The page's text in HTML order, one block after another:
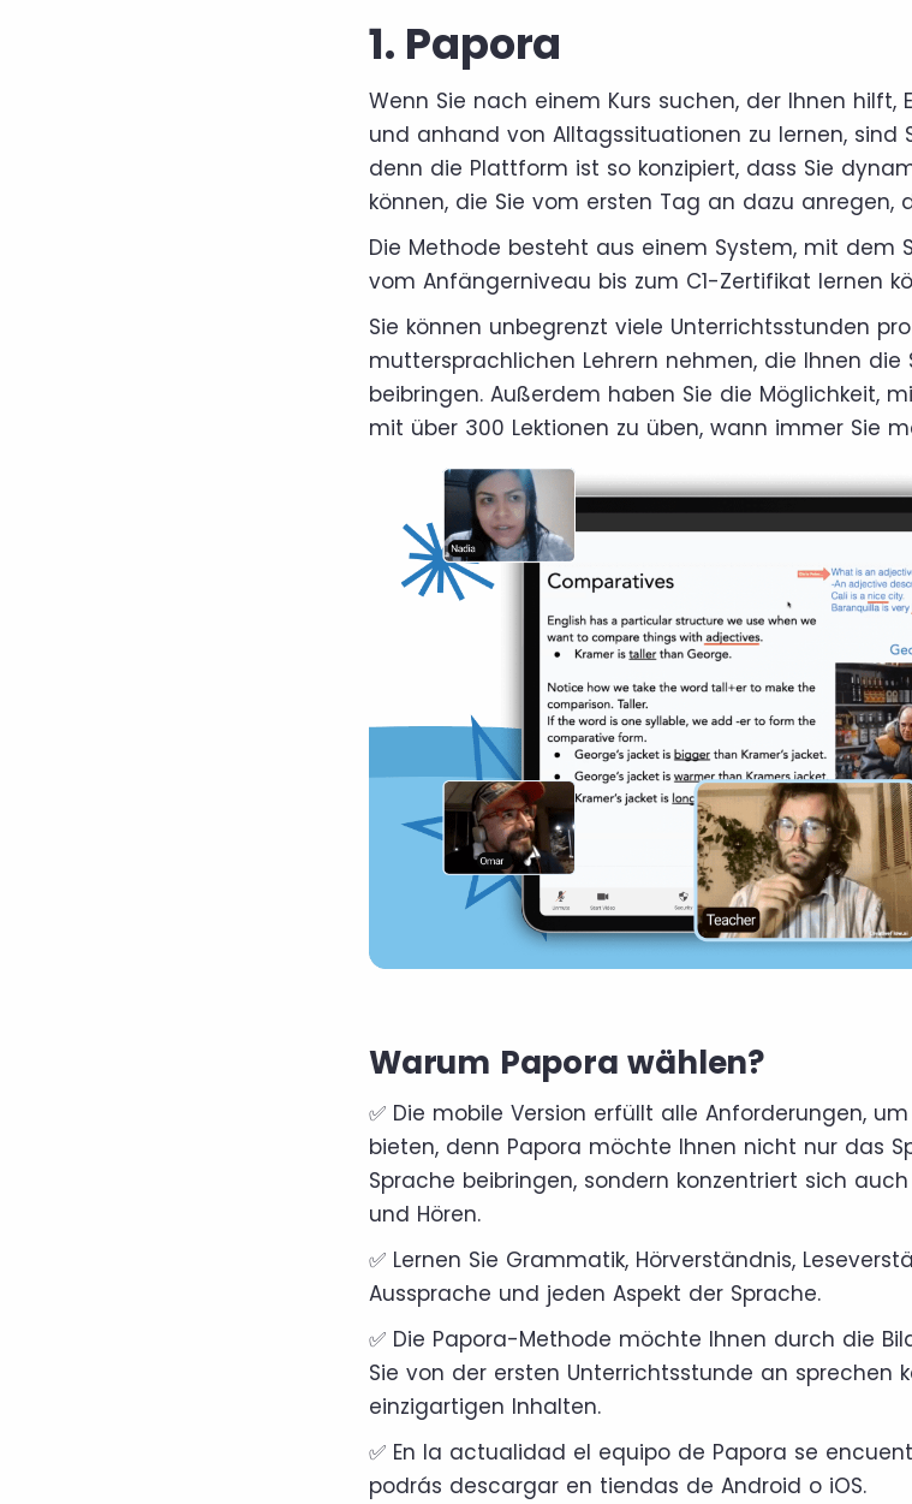
1. Papora
Wenn Sie nach einem Kurs suchen, der Ihnen hilft,
und anhand von Alltagssituationen zu lernen, sind
denn die Plattform ist so konzipiert, dass Sie
können, die Sie vom ersten Tag an dazu anregen,
Die Methode besteht aus einem System, mit dem
vom Anfängerniveau bis zum C1-Zertifikat lernen
Sie können unbegrenzt viele Unterrichtsstunden
muttersprachlichen Lehrern nehmen, die Ihnen
beibringen. Außerdem haben Sie die Möglichkeit,
mit über 300 Lektionen zu üben, wann immer Sie
Warum Papora wählen?
✅ Die mobile Version erfüllt alle Anforderungen,
bieten, denn Papora möchte Ihnen nicht nur das
Sprache beibringen, sondern konzentriert sich
und Hören.
✅ Lernen Sie Grammatik, Hörverständnis,
Aussprache und jeden Aspekt der Sprache.
✅ Die Papora-Methode möchte Ihnen durch die
Sie von der ersten Unterrichtsstunde an sprechen
einzigartigen Inhalten.
✅ En la actualidad el equipo de Papora se
podrás descargar en tiendas de Android o iOS.